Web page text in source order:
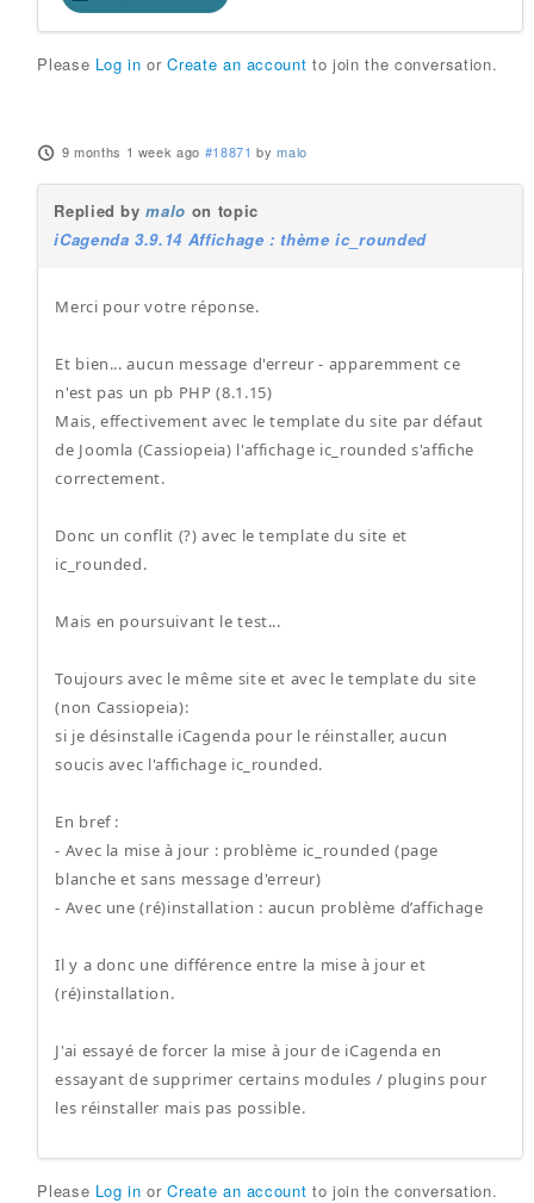
Please Log in orCreate an account to join the conversation.
9 months 1 week ago #18871 bymalo
Replied bymalo on topic
iCagenda 3.9.14 Affichage : thème ic_rounded
Merci pour votre réponse.
Et bien... aucun message d'erreur - apparemment ce
n'est pas un pb PHP (8.1.15)
Mais, effectivement avec le template du site par défaut
de Joomla (Cassiopeia) l'affichage ic_rounded s'affiche
correctement.
Donc un conflit (?) avec le template du site et
ic_rounded.
Mais en poursuivant le test...
Toujours avec le même site et avec le template du site
(non Cassiopeia):
si je désinstalle iCagenda pour le réinstaller, aucun
soucis avec l'affichage ic_rounded.
En bref :
- Avec la mise à jour : problème ic_rounded (page
blanche et sans message d'erreur)
- Avec une (ré)installation : aucun problème d’affichage
Il y a donc une différence entre la mise à jour et
(ré)installation.
J'ai essayé de forcer la mise à jour de iCagenda en
essayant de supprimer certains modules / plugins pour
les réinstaller mais pas possible.
Please Log in orCreate an account to join the conversation.